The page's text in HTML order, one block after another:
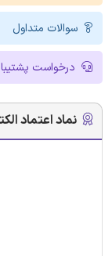
سوالات متداول
درخواست
نماد اعتماد